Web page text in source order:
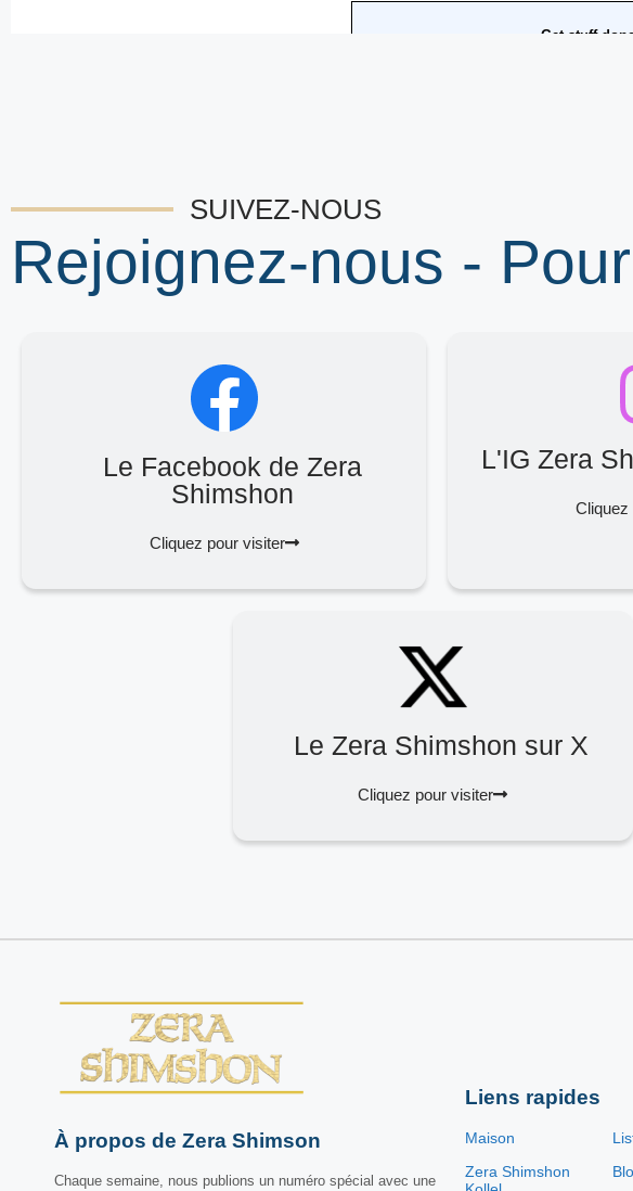
SUIVEZ-NOUS
Rejoignez-nous -
Le Facebook de Zera
Shimshon
Cliquez pour visiter
L'IG Zera
Cliquez
Le Zera Shimshon sur X
Cliquez pour visiter
À propos de Zera Shimson
Chaque semaine, nous publions un numéro spécial avec une
Liens rapides
Maison
Zera Shimshon